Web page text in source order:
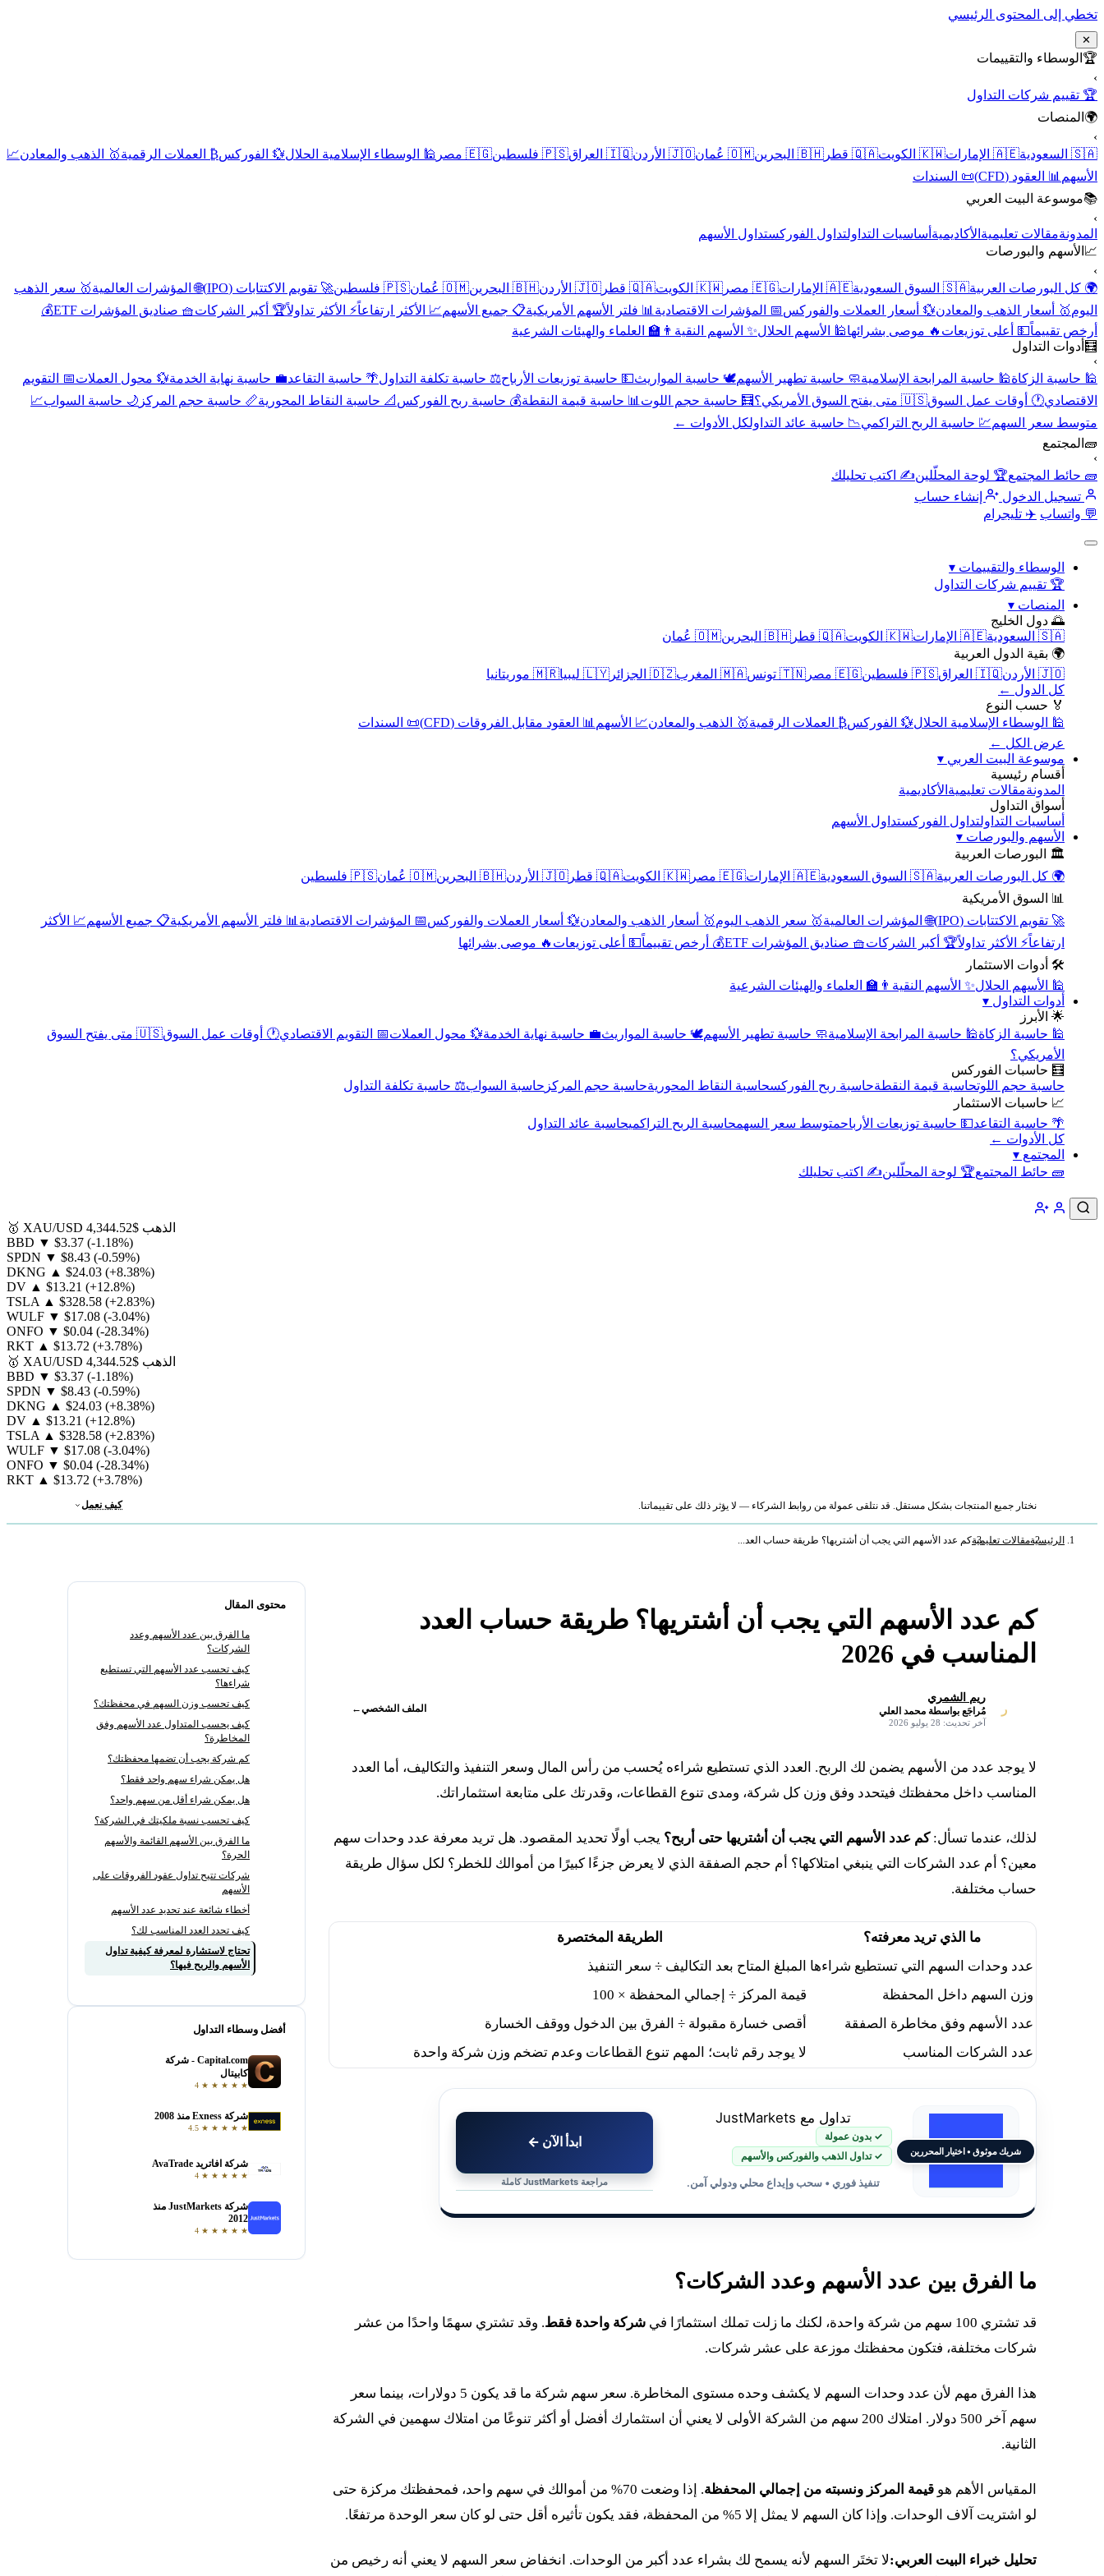
تخطي إلى المحتوى الرئيسي
✕
🏆 الوسطاء والتقييمات
›
🏆 تقييم شركات التداول
🌍 المنصات
›
🇸🇦 السعودية
🇦🇪 الإمارات 🇰🇼 الكويت 🇶🇦 قطر 🇧🇭 البحرين 🇴🇲 عُمان 🇯🇴 الأردن 🇮🇶 العراق 🇵🇸 فلسطين 🇪🇬 مصر 🕌 الوسطاء الإسلامية الحلال💱 الفوركس₿ العملات الرقمية🥇 الذهب والمعادن📈
الأسهم 📊 العقود (CFD)
📜 السندات
📚موسوعة البيت العربي
›
المدونةمقالات تعليمية الأكاديمية أساسيات التداولتداول الفوركستداول الأسهم
📈 الأسهم والبورصات
›
🌍 كل البورصات العربية🇸🇦 السوق السعودية 🇦🇪 الإمارات 🇪🇬 مصر 🇰🇼 الكويت 🇶🇦 قطر 🇯🇴 الأردن 🇧🇭 البحرين 🇴🇲 عُمان 🇵🇸 فلسطين 🚀 تقويم الاكتتابات (IPO) 🌐 المؤشرات العالمية🥇 سعر الذهب
اليوم🥇 أسعار الذهب والمعادن💱 أسعار العملات والفوركس📅 المؤشرات الاقتصادية 📊 فلتر الأسهم الأمريكية📋 جميع الأسهم📈 الأكثر ارتفاعاً⚡ الأكثر تداولاً🏆 أكبر الشركات🧺 صناديق المؤشرات ETF
💰
أرخص تقييماً💵 أعلى توزيعات 🔥 موصى بشرائها🕌 الأسهم الحلال✨ الأسهم النقية 👨‍🏫 العلماء والهيئات الشرعية
🧮 أدوات التداول
›
🕌 حاسبة الزكاة🕌 حاسبة المرابحة الإسلامية🧼 حاسبة تطهير الأسهم🕊️ حاسبة المواريث💵 حاسبة توزيعات الأرباح⚖️ حاسبة تكلفة التداول🌴 حاسبة التقاعد💼 حاسبة نهاية الخدمة💱 محول العملات📅 التقويم
الاقتصادي🕐 أوقات عمل السوق🇺🇸 متى يفتح السوق الأمريكي؟ 🧮 حاسبة حجم اللوت 📊 حاسبة قيمة النقطة💰 حاسبة ربح الفوركس 📐 حاسبة النقاط المحورية📏 حاسبة حجم المركز 🌙 حاسبة السواب📈
متوسط سعر السهم💹 حاسبة الربح التراكمي📉 حاسبة عائد التداولكل الأدوات ←
🧱 المجتمع
›
🧱 حائط المجتمع🏆 لوحة المحلّلين✍️ اكتب تحليلك
تسجيل الدخول
إنشاء حساب
💬 واتساب ✈️ تليجرام
الوسطاء والتقييمات ▾
🏆 تقييم شركات التداول
المنصات ▾
🌅 دول الخليج
🇸🇦 السعودية
🇦🇪 الإمارات 🇰🇼 الكويت 🇶🇦 قطر 🇧🇭 البحرين
🇴🇲 عُمان
🌍 بقية الدول العربية
🇯🇴 الأردن
🇮🇶 العراق 🇵🇸 فلسطين 🇪🇬 مصر 🇹🇳 تونس 🇲🇦 المغرب 🇩🇿 الجزائر 🇱🇾 ليبيا
🇲🇷 موريتانيا
كل الدول ←
🏅 حسب النوع
🕌 الوسطاء الإسلامية الحلال💱 الفوركس₿ العملات الرقمية🥇 الذهب والمعادن📈 الأسهم 📊 العقود مقابل الفروقات (CFD)
📜 السندات
عرض الكل ←
موسوعة البيت العربي ▾
أقسام رئيسية
المدونةمقالات تعليمية الأكاديمية
أسواق التداول
أساسيات التداولتداول الفوركستداول الأسهم
الأسهم والبورصات ▾
🏛️ البورصات العربية
🌍 كل البورصات العربية🇸🇦 السوق السعودية 🇦🇪 الإمارات 🇪🇬 مصر 🇰🇼 الكويت 🇶🇦 قطر 🇯🇴 الأردن 🇧🇭 البحرين 🇴🇲 عُمان
🇵🇸 فلسطين
📊 السوق الأمريكية
🚀 تقويم الاكتتابات (IPO)
🌐 المؤشرات العالمية🥇 سعر الذهب اليوم🥇 أسعار الذهب والمعادن💱 أسعار العملات والفوركس📅 المؤشرات الاقتصادية 📊 فلتر الأسهم الأمريكية📋 جميع الأسهم📈 الأكثر
ارتفاعاً⚡ الأكثر تداولاً🏆 أكبر الشركات🧺 صناديق المؤشرات ETF 💰 أرخص تقييماً💵 أعلى توزيعات 🔥 موصى بشرائها
🛠️ أدوات الاستثمار
🕌 الأسهم الحلال✨ الأسهم النقية 👨‍🏫 العلماء والهيئات الشرعية
أدوات التداول ▾
🌟 الأبرز
🕌 حاسبة الزكاة🕌 حاسبة المرابحة الإسلامية🧼 حاسبة تطهير الأسهم🕊️ حاسبة المواريث💼 حاسبة نهاية الخدمة💱 محول العملات📅 التقويم الاقتصادي🕐 أوقات عمل السوق
🇺🇸 متى يفتح السوق
الأمريكي؟
🧮 حاسبات الفوركس
حاسبة حجم اللوتحاسبة قيمة النقطةحاسبة ربح الفوركسحاسبة النقاط المحوريةحاسبة حجم المركز حاسبة السواب⚖️ حاسبة تكلفة التداول
📈 حاسبات الاستثمار
🌴 حاسبة التقاعد💵 حاسبة توزيعات الأرباحمتوسط سعر السهمحاسبة الربح التراكميحاسبة عائد التداول
كل الأدوات ←
المجتمع ▾
🧱 حائط المجتمع🏆 لوحة المحلّلين✍️ اكتب تحليلك
🥇 XAU/USD الذهب $4,344.52
BBD ▼ $3.37 (-1.18%)
SPDN ▼ $8.43 (-0.59%)
DKNG ▲ $24.03 (+8.38%)
DV ▲ $13.21 (+12.8%)
TSLA ▲ $328.58 (+2.83%)
WULF ▼ $17.08 (-3.04%)
ONFO ▼ $0.04 (-28.34%)
RKT ▲ $13.72 (+3.78%)
🥇 XAU/USD الذهب $4,344.52
BBD ▼ $3.37 (-1.18%)
SPDN ▼ $8.43 (-0.59%)
DKNG ▲ $24.03 (+8.38%)
DV ▲ $13.21 (+12.8%)
TSLA ▲ $328.58 (+2.83%)
WULF ▼ $17.08 (-3.04%)
ONFO ▼ $0.04 (-28.34%)
RKT ▲ $13.72 (+3.78%)
نختار جميع المنتجات بشكل مستقل. قد نتلقى عمولة من روابط الشركاء — لا يؤثر ذلك على تقييماتنا. كيف نعمل
الرئيسيةمقالات تعليميةكم عدد الأسهم التي يجب أن أشتريها؟ طريقة حساب العد...
كم عدد الأسهم التي يجب أن أشتريها؟ طريقة حساب العدد
المناسب في 2026
ر
ريم الشمري
مُراجَع بواسطة محمد العلي
آخر تحديث: 28 يوليو 2026
الملف الشخصي←
لا يوجد عدد من الأسهم يضمن لك الربح. العدد الذي تستطيع شراءه يُحسب من رأس المال وسعر التنفيذ والتكاليف، أما العدد
المناسب داخل محفظتك فيتحدد وفق وزن كل شركة، ومدى تنوع القطاعات، وقدرتك على متابعة استثماراتك.
لذلك، عندما تسأل:كم عدد الأسهم التي يجب أن أشتريها حتى أربح؟ يجب أولًا تحديد المقصود. هل تريد معرفة عدد وحدات سهم
معين؟ أم عدد الشركات التي ينبغي امتلاكها؟ أم حجم الصفقة الذي لا يعرض جزءًا كبيرًا من أموالك للخطر؟ لكل سؤال طريقة
حساب مختلفة.
ما الذي تريد معرفته؟
الطريقة المختصرة
عدد وحدات السهم التي تستطيع شراءها المبلغ المتاح بعد التكاليف ÷ سعر التنفيذ
وزن السهم داخل المحفظة
قيمة المركز ÷ إجمالي المحفظة × 100
عدد الأسهم وفق مخاطرة الصفقة
أقصى خسارة مقبولة ÷ الفرق بين الدخول ووقف الخسارة
عدد الشركات المناسب
لا يوجد رقم ثابت؛ المهم تنوع القطاعات وعدم تضخم وزن شركة واحدة
شريك موثوق • اختيار المحررين
تداول مع JustMarkets
✓ بدون عمولة
✓ تداول الذهب والفوركس والأسهم
تنفيذ فوري • سحب وإيداع محلي ودولي آمن.
ابدأ الآن ←
مراجعة JustMarkets كاملة
ما الفرق بين عدد الأسهم وعدد الشركات؟
قد تشتري 100 سهم من شركة واحدة، لكنك ما زلت تملك استثمارًا في شركة واحدة فقط. وقد تشتري سهمًا واحدًا من عشر
شركات مختلفة، فتكون محفظتك موزعة على عشر شركات.
هذا الفرق مهم لأن عدد وحدات السهم لا يكشف وحده مستوى المخاطرة. سعر سهم شركة ما قد يكون 5 دولارات، بينما سعر
سهم آخر 500 دولار. امتلاك 200 سهم من الشركة الأولى لا يعني أن استثمارك أفضل أو أكثر تنوعًا من امتلاك سهمين في الشركة
الثانية.
المقياس الأهم هو قيمة المركز ونسبته من إجمالي المحفظة
. إذا وضعت 70% من أموالك في سهم واحد، فمحفظتك مركزة حتى
لو اشتريت آلاف الوحدات. وإذا كان السهم لا يمثل إلا 5% من المحفظة، فقد يكون تأثيره أقل حتى لو كان سعر الوحدة مرتفعًا.
تحليل خبراء البيت العربي:لا تختَر السهم لأنه يسمح لك بشراء عدد أكبر من الوحدات. انخفاض سعر السهم لا يعني أنه رخيص من
محتوى المقال
ما الفرق بين عدد الأسهم وعدد
الشركات؟
كيف تحسب عدد الأسهم التي تستطيع
شراءها؟
كيف تحسب وزن السهم في محفظتك؟
كيف يحسب المتداول عدد الأسهم وفق
المخاطرة؟
كم شركة يجب أن تضمها محفظتك؟
هل يمكن شراء سهم واحد فقط؟
هل يمكن شراء أقل من سهم واحد؟
كيف تحسب نسبة ملكيتك في الشركة؟
ما الفرق بين الأسهم القائمة والأسهم
الحرة؟
شركات تتيح تداول عقود الفروقات على
الأسهم
أخطاء شائعة عند تحديد عدد الأسهم
كيف تحدد العدد المناسب لك؟
تحتاج لاستشارة لمعرفة كيفية تداول
الأسهم والربح فيها؟
أفضل وسطاء التداول
Capital.com - شركة
كابيتال
★
★
★
★
★
شركة Exness منذ 2008
★
★
★
★
★
شركة افاتريد AvaTrade
★
★
★
★
★
شركة JustMarkets منذ
2012
★
★
★
★
★